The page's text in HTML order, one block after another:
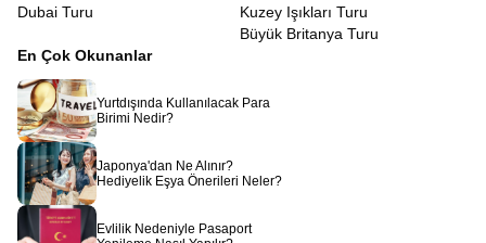
Dubai Turu
Kuzey Işıkları Turu
Büyük Britanya Turu
En Çok Okunanlar
Yurtdışında Kullanılacak Para
Birimi Nedir?
Japonya'dan Ne Alınır?
Hediyelik Eşya Önerileri Neler?
Evlilik Nedeniyle Pasaport